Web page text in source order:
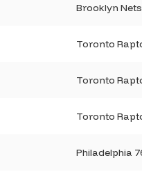
Brooklyn
Toronto
Toronto
Toronto
Philadelphia